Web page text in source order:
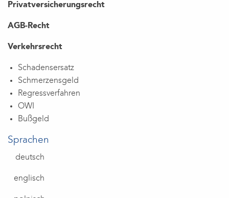
Privatversicherungsrecht
AGB-Recht
Verkehrsrecht
Schadensersatz
Schmerzensgeld
Regressverfahren
OWI
Bußgeld
Sprachen
deutsch
englisch